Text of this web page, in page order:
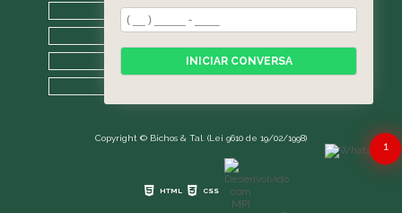
BLOG
CONTATO
CATEGORIAS
Copyright © Bichos & Tal. (Lei 9610 de 19/02/1998)
HTML CSS
1
INICIAR CONVERSA